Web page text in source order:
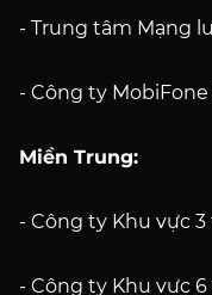
- Trung tâm Mạng
- Công ty
Miền Trung:
- Công ty Khu vực 3
- Công ty Khu vực